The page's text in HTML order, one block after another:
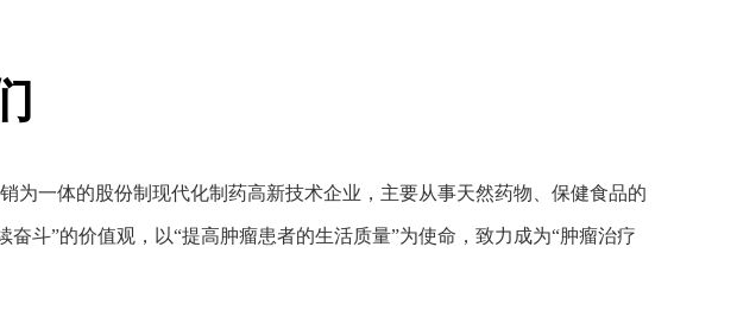
为一体的股份制现代化制药高新技术企业，主要从事天然药物、保健食品的
斗”的价值观，以“提高肿瘤患者的生活质量”为使命，致力成为“肿瘤治疗